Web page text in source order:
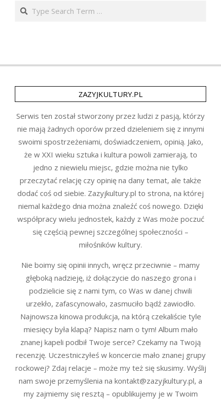
Search
ZAZYJKULTURY.PL
Serwis ten został stworzony przez ludzi z pasją, którzy
nie mają żadnych oporów przed dzieleniem się z innymi
swoimi spostrzeżeniami, doświadczeniem, opinią. Jako,
że w XXI wieku sztuka i kultura powoli zamierają, to
jedno z niewielu miejsc, gdzie można nie tylko
przeczytać relację czy opinię na dany temat, ale także
dodać coś od siebie. Zazyjkultury.pl to strona, na której
niemal każdego dnia można znaleźć coś nowego. Dzięki
współpracy wielu jednostek, każdy z Was może poczuć
się częścią pewnej szczególnej społeczności –
miłośników kultury.
Nie boimy się opinii innych, wręcz przeciwnie – mamy
głęboką nadzieję, iż dołączycie do naszego grona i
podzielicie się z nami tym, co Was w danej chwili
urzekło, zafascynowało, zasmuciło bądź zawiodło.
Najnowsza kinowa produkcja, na którą czekaliście tyle
miesięcy była klapą? Napisz nam o tym! Album mało
znanej kapeli podbił Twoje serce? Czekamy na Twoją
recenzję. Uczestniczyłeś w koncercie mało znanej grupy
rockowej? Zdaj relacje – może my też się skusimy. Wyślij
nam swoje przemyślenia na kontakt@zazyjkultury.pl, a
my zajmiemy się resztą – opublikujemy je w Twoim